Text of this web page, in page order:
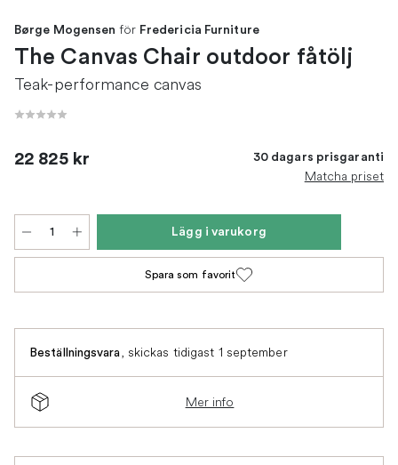
Børge Mogensen för Fredericia Furniture
The Canvas Chair outdoor fåtölj
Teak-performance canvas
22 825 kr 30 dagars prisgaranti
Matcha priset
Lägg i varukorg
Spara som favorit
Beställningsvara, skickas tidigast 1 september
Mer info